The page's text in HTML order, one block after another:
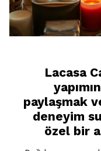
Lacasa
paylaşmak
deneyim
özel bir